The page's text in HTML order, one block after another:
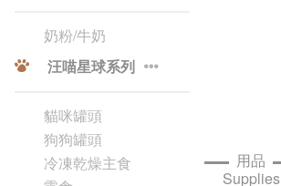
奶粉/牛奶
汪喵星球系列
貓咪罐頭
狗狗罐頭
冷凍乾燥主食
用品
Supplies